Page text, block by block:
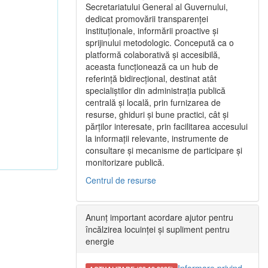
Secretariatului General al Guvernului,
dedicat promovării transparenței
instituționale, informării proactive și
sprijinului metodologic. Concepută ca o
platformă colaborativă și accesibilă,
aceasta funcționează ca un hub de
referință bidirecțional, destinat atât
specialiștilor din administrația publică
centrală și locală, prin furnizarea de
resurse, ghiduri și bune practici, cât și
părților interesate, prin facilitarea accesului
la informații relevante, instrumente de
consultare și mecanisme de participare și
monitorizare publică.
Centrul de resurse
Anunț important acordare ajutor pentru
încălzirea locuinței și supliment pentru
energie